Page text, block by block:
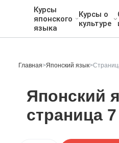
Курсы
японского
языка
Курсы о
культуре
Главная>Японский язык>
Японский
страница 7